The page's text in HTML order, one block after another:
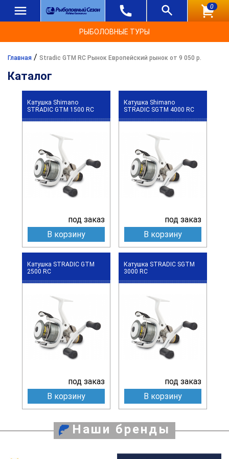
0
РЫБОЛОВНЫЕ ТУРЫ
Главная / Stradic GTM RC Рынок Европейский рынок от 9 050 р.
Каталог
Катушка Shimano
STRADIC GTM 1500 RC
под заказ
В корзину
Катушка Shimano
STRADIC SGTM 4000 RC
под заказ
В корзину
Катушка STRADIC GTM
2500 RC
под заказ
В корзину
Катушка STRADIC SGTM
3000 RC
под заказ
В корзину
Наши бренды